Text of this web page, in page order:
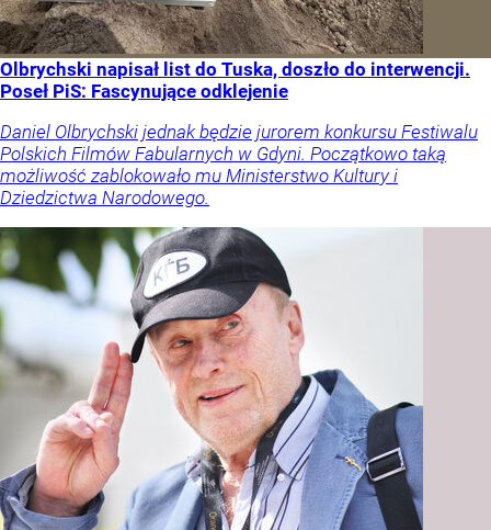
Olbrychski napisał list do Tuska, doszło do interwencji.
Poseł PiS: Fascynujące odklejenie
Daniel Olbrychski jednak będzie jurorem konkursu Festiwalu
Polskich Filmów Fabularnych w Gdyni. Początkowo taką
możliwość zablokowało mu Ministerstwo Kultury i
Dziedzictwa Narodowego.